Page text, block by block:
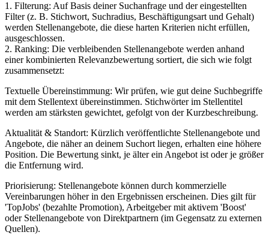
1. Filterung: Auf Basis deiner Suchanfrage und der eingestellten
Filter (z. B. Stichwort, Suchradius, Beschäftigungsart und Gehalt)
werden Stellenangebote, die diese harten Kriterien nicht erfüllen,
ausgeschlossen.
2. Ranking: Die verbleibenden Stellenangebote werden anhand
einer kombinierten Relevanzbewertung sortiert, die sich wie folgt
zusammensetzt:
Textuelle Übereinstimmung: Wir prüfen, wie gut deine Suchbegriffe
mit dem Stellentext übereinstimmen. Stichwörter im Stellentitel
werden am stärksten gewichtet, gefolgt von der Kurzbeschreibung.
Aktualität & Standort: Kürzlich veröffentlichte Stellenangebote und
Angebote, die näher an deinem Suchort liegen, erhalten eine höhere
Position. Die Bewertung sinkt, je älter ein Angebot ist oder je größer
die Entfernung wird.
Priorisierung: Stellenangebote können durch kommerzielle
Vereinbarungen höher in den Ergebnissen erscheinen. Dies gilt für
'TopJobs' (bezahlte Promotion), Arbeitgeber mit aktivem 'Boost'
oder Stellenangebote von Direktpartnern (im Gegensatz zu externen
Quellen).